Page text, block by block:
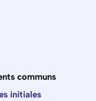
communs
initiales